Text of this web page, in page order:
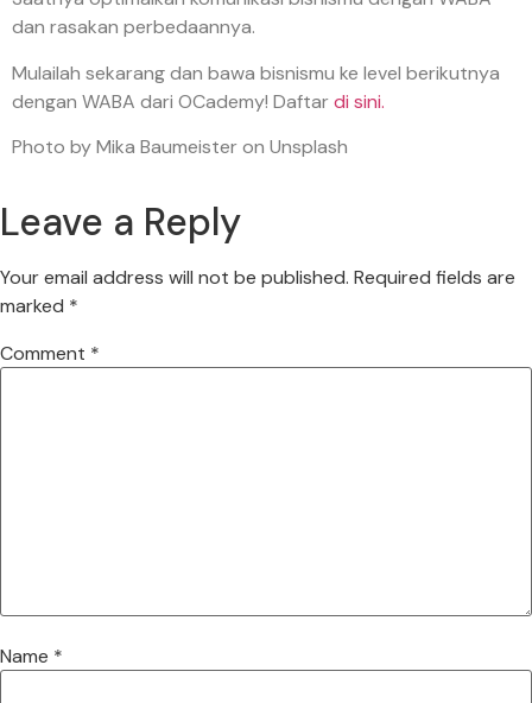
dan rasakan perbedaannya.
Mulailah sekarang dan bawa bisnismu ke level berikutnya
dengan WABA dari OCademy! Daftardi sini.
Photo by Mika Baumeister on Unsplash
Leave a Reply
Your email address will not be published. Required fields are
marked *
Comment *
Name *